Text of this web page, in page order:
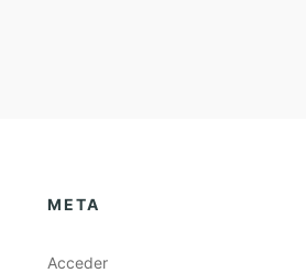
META
Acceder